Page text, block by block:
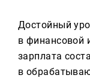
Достойный
в финансовой
зарплата
в